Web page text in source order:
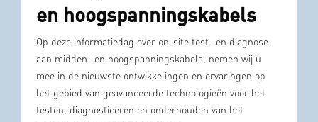
en hoogspanningskabels
Op deze informatiedag over on-site test- en diagnose
aan midden- en hoogspanningskabels, nemen wij u
mee in de nieuwste ontwikkelingen en ervaringen op
het gebied van geavanceerde technologieën voor het
testen, diagnosticeren en onderhouden van het